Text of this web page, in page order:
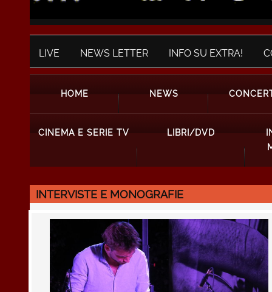
LIVE NEWS LETTER INFO SU EXTRA!
HOME NEWS
CINEMA E SERIE TV LIBRI/DVD
INTERVISTE E MONOGRAFIE